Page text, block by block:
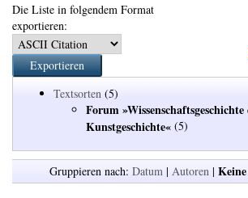
Die Liste in folgendem Format
exportieren:
Textsorten (5)
Forum
Kunstgeschichte« (5)
Gruppieren nach: Datum| Autoren|